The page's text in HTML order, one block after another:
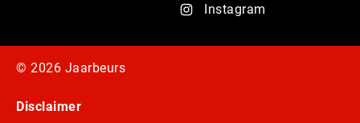
Instagram
© 2026 Jaarbeurs
Disclaimer